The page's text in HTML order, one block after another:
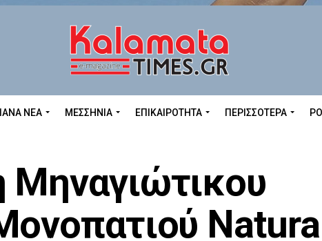
ΝΕΑ ΜΕΣΣΗΝΊΑ ΕΠΙΚΑΙΡΌΤΗΤΑ ΠΕΡΙΣΣΌΤΕΡΑ
Natura